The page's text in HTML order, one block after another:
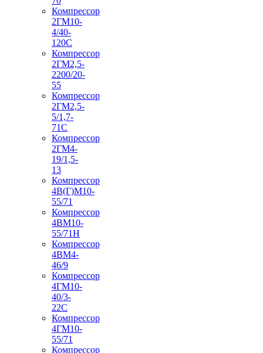
Компрессор
2ГМ10-
4/40-
120С
Компрессор
2ГМ2,5-
2200/20-
55
Компрессор
2ГМ2,5-
5/1,7-
71С
Компрессор
2ГМ4-
19/1,5-
13
Компрессор
4В(Г)М10-
55/71
Компрессор
4ВМ10-
55/71Н
Компрессор
4ВМ4-
46/9
Компрессор
4ГМ10-
40/3-
22С
Компрессор
4ГМ10-
55/71
Компрессор